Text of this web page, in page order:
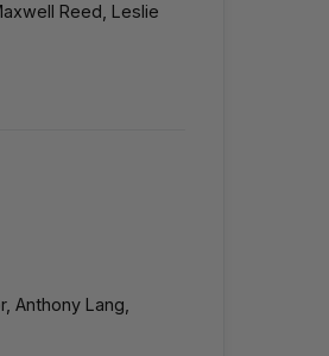
Reed, Leslie
Anthony Lang,